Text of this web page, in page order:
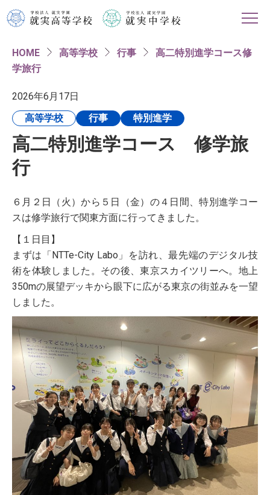
HOME
学校紹介
高等学校
中学校
対象者別
受験生の方へ
在校生・保護者の方へ
卒業生の方へ
ご支援のお願い
HOME 高等学校 行事
高二特別進学コース修
学旅行
2026年6月17日
高等学校
行事 特別進学
高二特別進学コース 修学旅
行
６月２日（火）から５日（金）の４日間、特別進学コー
スは修学旅行で関東方面に行ってきました。
【１日目】
まずは「NTTe-City Labo」を訪れ、最先端のデジタル技
術を体験しました。その後、東京スカイツリーへ。地上
350mの展望デッキから眼下に広がる東京の街並みを一望
しました。